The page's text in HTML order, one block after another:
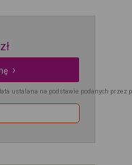
zł
ustalana na podstawie podanych przez